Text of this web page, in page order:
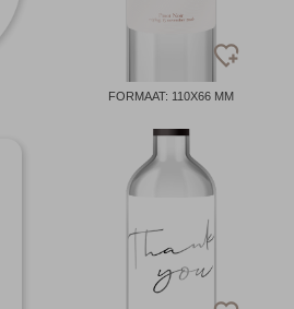
FORMAAT: 110X66 MM